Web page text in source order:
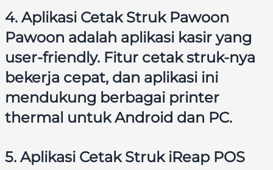
4. Aplikasi Cetak Struk Pawoon
Pawoon adalah aplikasi kasir yang
user-friendly. Fitur cetak struk-nya
bekerja cepat, dan aplikasi ini
mendukung berbagai printer
thermal untuk Android dan PC.
5. Aplikasi Cetak Struk iReap POS